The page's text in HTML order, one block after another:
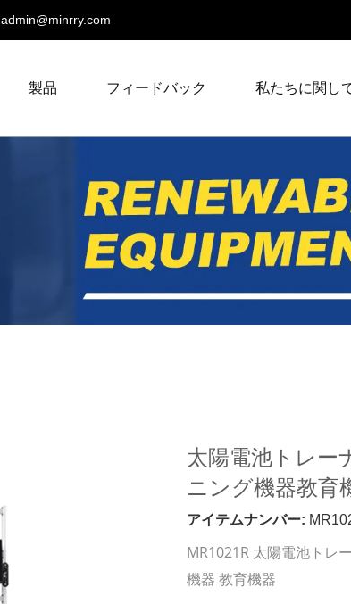
admin@minrry.com
製品 フィードバック 私たちに関し
太陽電池トレー
ニング機器教育
アイテムナンバー:
MR1021R 太陽電池トレ
機器 教育機器